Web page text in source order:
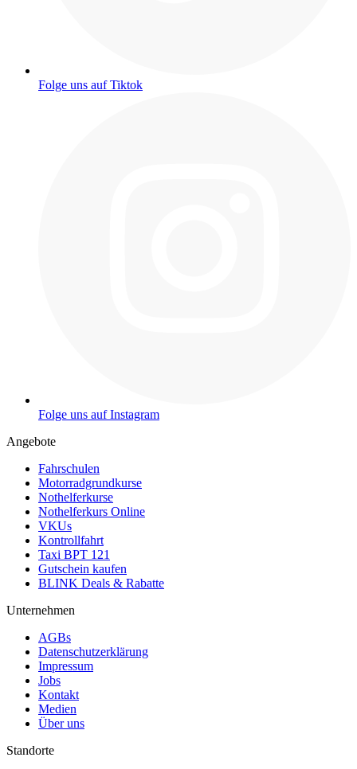
Folge uns auf Tiktok
Folge uns auf Instagram
Angebote
Fahrschulen
Motorradgrundkurse
Nothelferkurse
Nothelferkurs Online
VKUs
Kontrollfahrt
Taxi BPT 121
Gutschein kaufen
BLINK Deals & Rabatte
Unternehmen
AGBs
Datenschutzerklärung
Impressum
Jobs
Kontakt
Medien
Über uns
Standorte